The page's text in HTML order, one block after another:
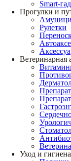
Smart-
Прогулки и
Рулетки
Ветеринарная
Уход и гигиена